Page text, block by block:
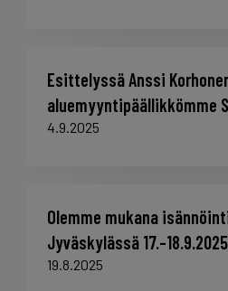
Esittelyssä Anssi
aluemyyntipäällikkömme
4.9.2025
Olemme mukana
Jyväskylässä
19.8.2025